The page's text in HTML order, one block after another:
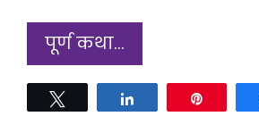
पूर्ण कथा…